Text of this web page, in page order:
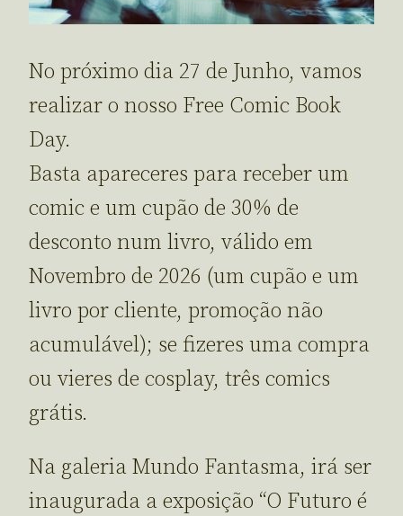
No próximo dia 27 de Junho, vamos
realizar o nosso Free Comic Book
Day.
Basta apareceres para receber um
comic e um cupão de 30% de
desconto num livro, válido em
Novembro de 2026 (um cupão e um
livro por cliente, promoção não
acumulável); se fizeres uma compra
ou vieres de cosplay, três comics
grátis.
Na galeria Mundo Fantasma, irá ser
inaugurada a exposição “O Futuro é